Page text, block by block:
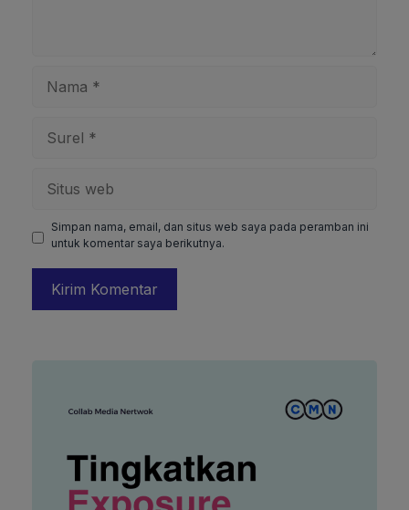
web
Simpan nama, email, dan situs web saya pada peramban ini
untuk komentar saya berikutnya.